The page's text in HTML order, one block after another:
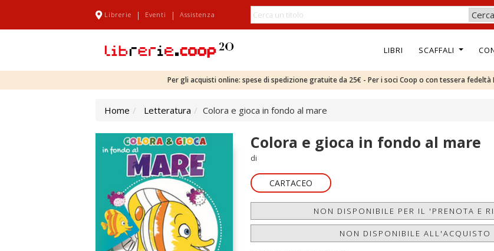
Librerie | Eventi | Assistenza
LIBRI SCAFFALI
Per gli acquisti online: spese di spedizione gratuite da 25€ - Per i soci Coop o con tessera
Home Letteratura Colora e gioca in fondo al mare
Colora e gioca in fondo al mare
di
CARTACEO
NON DISPONIBILE PER IL 'PRENOTA E
NON DISPONIBILE ALL'ACQUISTO